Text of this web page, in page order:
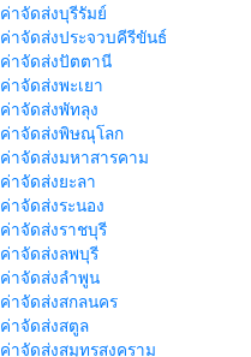
ค่าจัดส่งบุรีรัมย์
ค่าจัดส่งประจวบคีรีขันธ์
ค่าจัดส่งปัตตานี
ค่าจัดส่งพะเยา
ค่าจัดส่งพัทลุง
ค่าจัดส่งพิษณุโลก
ค่าจัดส่งมหาสารคาม
ค่าจัดส่งยะลา
ค่าจัดส่งระนอง
ค่าจัดส่งราชบุรี
ค่าจัดส่งลพบุรี
ค่าจัดส่งลำพูน
ค่าจัดส่งสกลนคร
ค่าจัดส่งสตูล
ค่าจัดส่งสมุทรสงคราม